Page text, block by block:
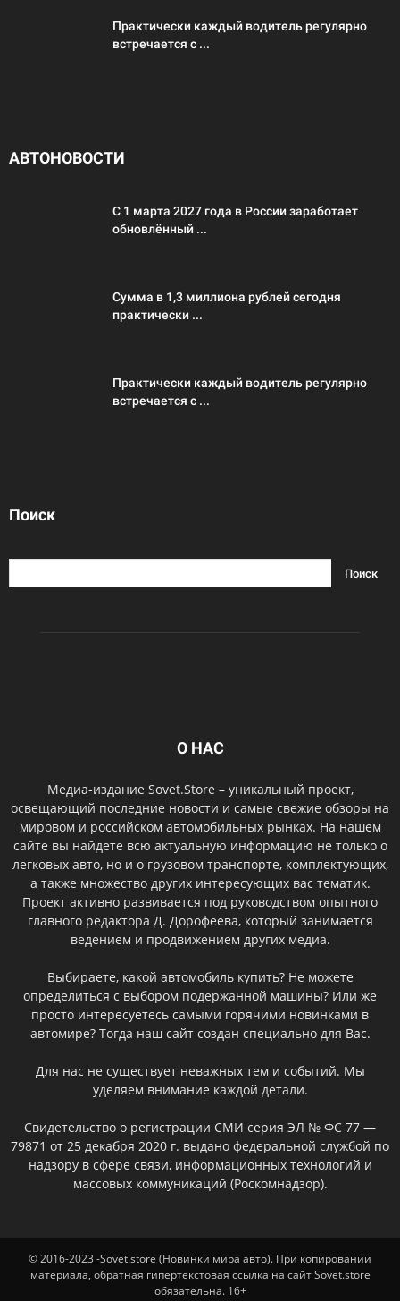
Практически каждый водитель регулярно
встречается с ...
АВТОНОВОСТИ
С 1 марта 2027 года в России заработает
обновлённый ...
Сумма в 1,3 миллиона рублей сегодня
практически ...
Практически каждый водитель регулярно
встречается с ...
Поиск
О НАС
Медиа-издание Sovet.Store – уникальный проект,
освещающий последние новости и самые свежие обзоры на
мировом и российском автомобильных рынках. На нашем
сайте вы найдете всю актуальную информацию не только о
легковых авто, но и о грузовом транспорте, комплектующих,
а также множество других интересующих вас тематик.
Проект активно развивается под руководством опытного
главного редактора Д. Дорофеева, который занимается
ведением и продвижением других медиа.
Выбираете, какой автомобиль купить? Не можете
определиться с выбором подержанной машины? Или же
просто интересуетесь самыми горячими новинками в
автомире? Тогда наш сайт создан специально для Вас.
Для нас не существует неважных тем и событий. Мы
уделяем внимание каждой детали.
Свидетельство о регистрации СМИ серия ЭЛ № ФС 77 —
79871 от 25 декабря 2020 г. выдано федеральной службой по
надзору в сфере связи, информационных технологий и
массовых коммуникаций (Роскомнадзор).
© 2016-2023 -Sovet.store (Новинки мира авто). При копировании
материала, обратная гипертекстовая ссылка на сайт Sovet.store
обязательна. 16+